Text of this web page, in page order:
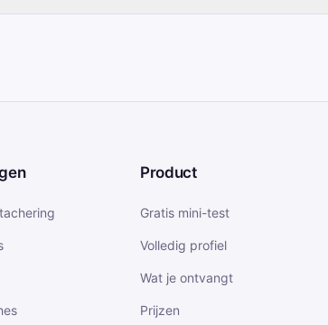
Product
Gratis mini-test
Volledig profiel
Wat je ontvangt
Prijzen